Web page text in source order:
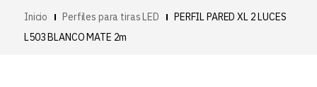
Inicio Perfiles para tiras LED
PERFIL PARED XL 2 LUCES
L503 BLANCO MATE 2m